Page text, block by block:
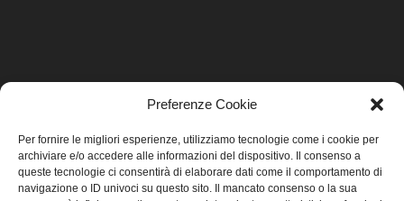
Preferenze Cookie
Per fornire le migliori esperienze, utilizziamo tecnologie come i cookie per
archiviare e/o accedere alle informazioni del dispositivo. Il consenso a
queste tecnologie ci consentirà di elaborare dati come il comportamento di
navigazione o ID univoci su questo sito. Il mancato consenso o la sua
Home